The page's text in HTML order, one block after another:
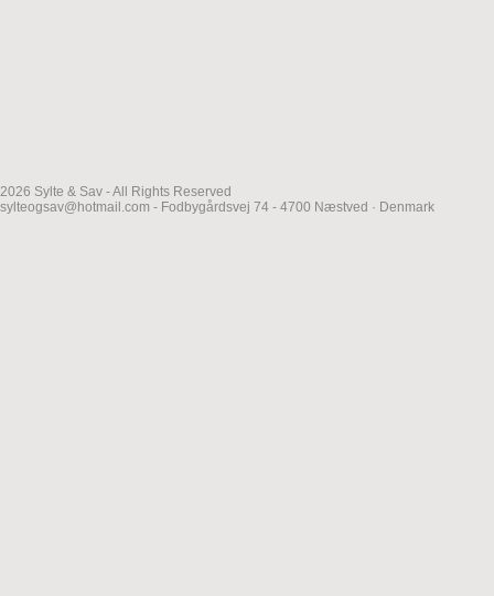
2026 Sylte & Sav - All Rights Reserved
sylteogsav@hotmail.com - Fodbygårdsvej 74 - 4700 Næstved · Denmark